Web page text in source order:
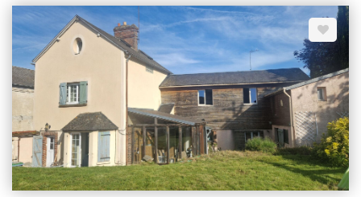
Espace de travail, bibliothèque, chambre d'appoint : cet espace
offre une flexibilité rare, dans une atmosphère feutrée. Les
combles aménageables prolongent encore les possibilités
d'évolution. À l'extérieur, une vaste terrasse intimiste, totalement
préservée des regards s'ouvrant sur un jardin arboré avec
pommiers et poiriers. La distribution a été pensée avec
intelligence et fluidité : une chambre indépendante en rez-de-
chaussée avec accès privatif permet d'envisager accueil,
télétravail ou usage autonome, tandis que l'étage accueille deux
belles chambres, prolongées par de larges baies à galandage
ouvertes sur l'extérieur. Un vaste garage de 70 m², à la hauteur
généreuse, permet l'accueil de plusieurs véhicules. Il est
complété par un atelier, une cave à vin, une buanderie, ainsi
qu'un accès direct à la terrasse via un escalier indépendant. Les
prestations : chauffage au sol, chaudière Viessmann à
condensation, menuiseries aluminium, volets roulants motorisés